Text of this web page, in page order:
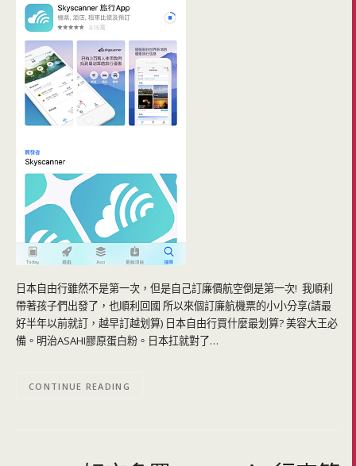
日本自由行雖然不是第一次，但是自己訂廉價航空倒是第一次! 我順利
帶著孩子們出發了，也順利回國 所以來個訂廉航機票的小小分享(請最
好半年以前就訂，越早訂越划算) 日本自由行買什麼最划算? 美容大王必
備。明治ASAHI膠原蛋白粉。日本扛就對了…
CONTINUE READING